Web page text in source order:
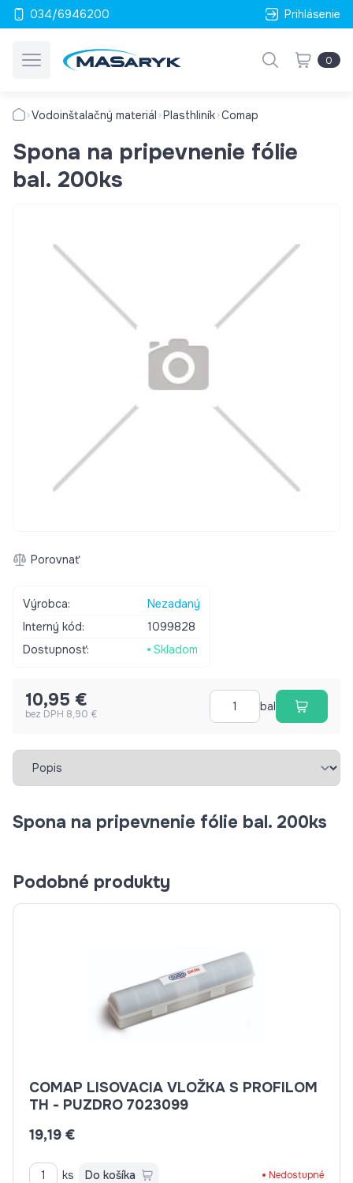
034/6946200 Prihlásenie
0
Vodoinštalačný materiál Plasthliník Comap
Spona na pripevnenie fólie
bal. 200ks
Porovnať
Výrobca:
Nezadaný
Interný kód:
1099828
Dostupnosť:
Skladom
10,95 €
bez DPH 8,90 €
bal
Vybrať záložku
Spona na pripevnenie fólie bal. 200ks
Podobné produkty
COMAP LISOVACIA VLOŽKA S PROFILOM
TH - PUZDRO 7023099
19,19 €
ks Do košíka Nedostupné